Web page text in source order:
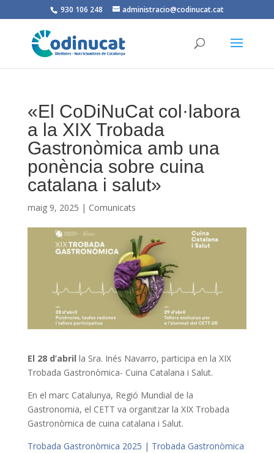
930 106 248 administracio@codinucat.cat
«El CoDiNuCat col·labora
a la XIX Trobada
Gastronòmica amb una
ponència sobre cuina
catalana i salut»
maig 9, 2025 | Comunicats
El 28 d’abril la Sra. Inés Navarro, participa en la XIX
Trobada Gastronòmica- Cuina Catalana i Salut.
En el marc Catalunya, Regió Mundial de la
Gastronomia, el CETT va organitzar la XIX Trobada
Gastronòmica de cuina catalana i Salut.
Trobada Gastronòmica 2025 | Trobada Gastronòmica